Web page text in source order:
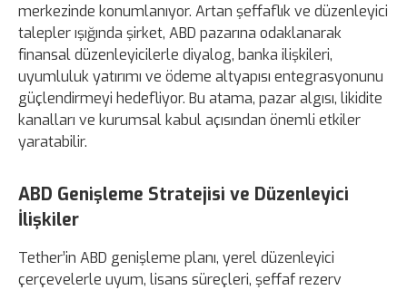
merkezinde konumlanıyor. Artan şeffaflık ve düzenleyici
talepler ışığında şirket, ABD pazarına odaklanarak
finansal düzenleyicilerle diyalog, banka ilişkileri,
uyumluluk yatırımı ve ödeme altyapısı entegrasyonunu
güçlendirmeyi hedefliyor. Bu atama, pazar algısı, likidite
kanalları ve kurumsal kabul açısından önemli etkiler
yaratabilir.
ABD Genişleme Stratejisi ve Düzenleyici
İlişkiler
Tether’in ABD genişleme planı, yerel düzenleyici
çerçevelerle uyum, lisans süreçleri, şeffaf rezerv